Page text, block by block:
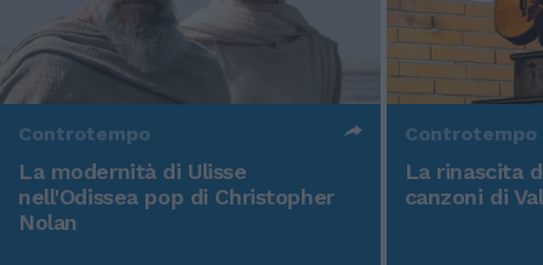
Controtempo
La modernità di Ulisse
nell'Odissea pop di Christopher
Nolan
Controtempo
La rinascita
canzoni di